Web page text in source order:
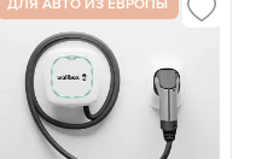
ДЛЯ АВТО ИЗ ЕВРОПЫ